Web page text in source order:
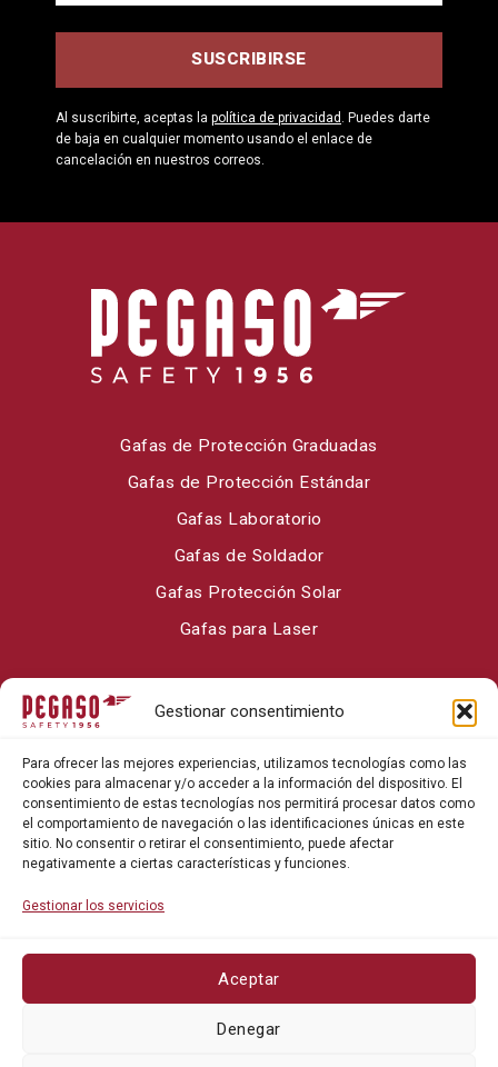
Gestionar consentimiento
Para ofrecer las mejores experiencias, utilizamos tecnologías como las
cookies para almacenar y/o acceder a la información del dispositivo. El
consentimiento de estas tecnologías nos permitirá procesar datos como
el comportamiento de navegación o las identificaciones únicas en este
sitio. No consentir o retirar el consentimiento, puede afectar
negativamente a ciertas características y funciones.
Gestionar los servicios
Aceptar
Denegar
Al suscribirte, aceptas la política de privacidad . Puedes darte
de baja en cualquier momento usando el enlace de
cancelación en nuestros correos.
Gafas de Protección Graduadas
Gafas de Protección Estándar
Gafas Laboratorio
Gafas de Soldador
Gafas Protección Solar
Gafas para Laser
Sobre Pegaso Safety
Blog
Política de privacidad
Política de cookies